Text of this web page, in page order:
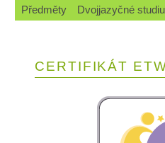
Předměty
Dvojjazyčné
CERTIFIKÁT